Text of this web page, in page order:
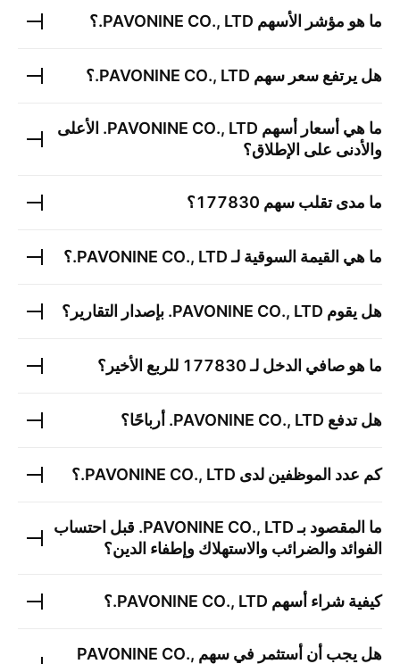
ما هو مؤشر الأسهم PAVONINE CO., LTD. ؟
هل يرتفع سعر سهم PAVONINE CO., LTD. ؟
ما هي أسعار أسهم PAVONINE CO., LTD.
الأعلى
والأدنى على الإطلاق؟
ما مدى تقلب سهم 177830؟
ما هي القيمة السوقية لـPAVONINE CO., LTD. ؟
هل يقوم PAVONINE CO., LTD. بإصدار التقارير؟
ما هو صافي الدخل لـ177830 للربع الأخير؟
هل تدفع PAVONINE CO., LTD. أرباحًا؟
كم عدد الموظفين لدى PAVONINE CO., LTD. ؟
ما المقصود بـPAVONINE CO., LTD. قبل احتساب
الفوائد والضرائب والاستهلاك وإطفاء الدين؟
كيفية شراء أسهم PAVONINE CO., LTD. ؟
هل يجب أن أستثمر في سهم PAVONINE CO.,